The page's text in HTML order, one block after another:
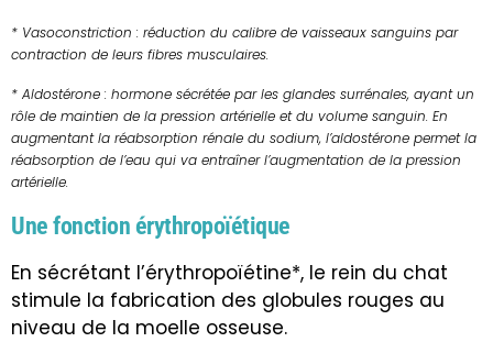
* Vasoconstriction : réduction du calibre de vaisseaux sanguins par
contraction de leurs fibres musculaires.
* Aldostérone : hormone sécrétée par les glandes surrénales, ayant un
rôle de maintien de la pression artérielle et du volume sanguin. En
augmentant la réabsorption rénale du sodium, l’aldostérone permet la
réabsorption de l’eau qui va entraîner l’augmentation de la pression
artérielle.
Une fonction érythropoïétique
En sécrétant l’érythropoïétine*, le rein du chat
stimule la fabrication des globules rouges au
niveau de la moelle osseuse.